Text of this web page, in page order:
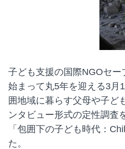
子ども支援の国際NGOセ
始まって丸5年を迎える3月
囲地域に暮らす父母や子ど
ンタビュー形式の定性調査
「包囲下の子ども時代：
た。